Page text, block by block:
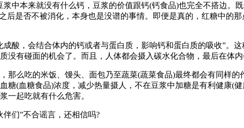
中本来就没有什么钙，豆浆的价值跟钙(钙食品)也完全不搭边。
后是否不被消化，本身也是没谱的事情。即便是真的，红糖中的
，会结合体内的钙或者与蛋白质，影响钙和蛋白质的吸收”。这
没有碰面的机会了。而且，人体都会摄入碳水化合物，最后在体内
么吃的米饭、馒头、面包乃至蔬菜(蔬菜食品)最终都会有同样的
糖(血糖食品)浓度，减少热量摄人，不在豆浆中加糖是有利健康(
一起吃就有什么危害。
们”不合谣言，还相信吗?